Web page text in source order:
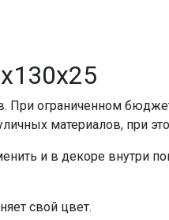
При ограниченном
материалов, при
и в декоре внутри
свой цвет.